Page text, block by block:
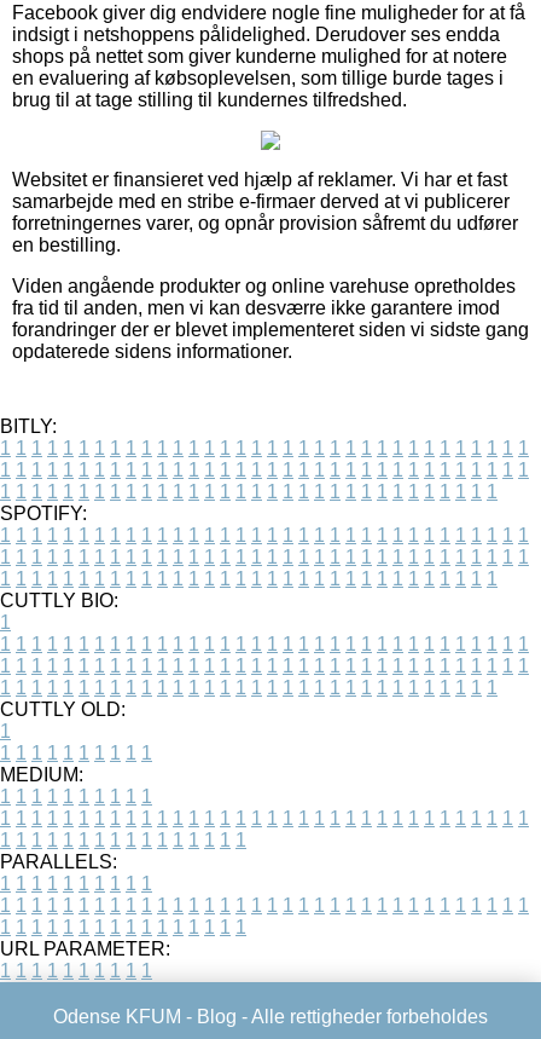
Facebook giver dig endvidere nogle fine muligheder for at få
indsigt i netshoppens pålidelighed. Derudover ses endda
shops på nettet som giver kunderne mulighed for at notere
en evaluering af købsoplevelsen, som tillige burde tages i
brug til at tage stilling til kundernes tilfredshed.
Websitet er finansieret ved hjælp af reklamer. Vi har et fast
samarbejde med en stribe e-firmaer derved at vi publicerer
forretningernes varer, og opnår provision såfremt du udfører
en bestilling.
Viden angående produkter og online varehuse opretholdes
fra tid til anden, men vi kan desværre ikke garantere imod
forandringer der er blevet implementeret siden vi sidste gang
opdaterede sidens informationer.
BITLY:
1 1 1 1 1 1 1 1 1 1 1 1 1 1 1 1 1 1 1 1 1 1 1 1 1 1 1 1 1 1 1 1 1 1
1 1 1 1 1 1 1 1 1 1 1 1 1 1 1 1 1 1 1 1 1 1 1 1 1 1 1 1 1 1 1 1 1 1
1 1 1 1 1 1 1 1 1 1 1 1 1 1 1 1 1 1 1 1 1 1 1 1 1 1 1 1 1 1 1 1
SPOTIFY:
1 1 1 1 1 1 1 1 1 1 1 1 1 1 1 1 1 1 1 1 1 1 1 1 1 1 1 1 1 1 1 1 1 1
1 1 1 1 1 1 1 1 1 1 1 1 1 1 1 1 1 1 1 1 1 1 1 1 1 1 1 1 1 1 1 1 1 1
1 1 1 1 1 1 1 1 1 1 1 1 1 1 1 1 1 1 1 1 1 1 1 1 1 1 1 1 1 1 1 1
CUTTLY BIO:
1
1 1 1 1 1 1 1 1 1 1 1 1 1 1 1 1 1 1 1 1 1 1 1 1 1 1 1 1 1 1 1 1 1 1
1 1 1 1 1 1 1 1 1 1 1 1 1 1 1 1 1 1 1 1 1 1 1 1 1 1 1 1 1 1 1 1 1 1
1 1 1 1 1 1 1 1 1 1 1 1 1 1 1 1 1 1 1 1 1 1 1 1 1 1 1 1 1 1 1 1
CUTTLY OLD:
1
1 1 1 1 1 1 1 1 1 1
MEDIUM:
1 1 1 1 1 1 1 1 1 1
1 1 1 1 1 1 1 1 1 1 1 1 1 1 1 1 1 1 1 1 1 1 1 1 1 1 1 1 1 1 1 1 1 1
1 1 1 1 1 1 1 1 1 1 1 1 1 1 1 1
PARALLELS:
1 1 1 1 1 1 1 1 1 1
1 1 1 1 1 1 1 1 1 1 1 1 1 1 1 1 1 1 1 1 1 1 1 1 1 1 1 1 1 1 1 1 1 1
1 1 1 1 1 1 1 1 1 1 1 1 1 1 1 1
URL PARAMETER:
1 1 1 1 1 1 1 1 1 1
Odense KFUM - Blog - Alle rettigheder forbeholdes